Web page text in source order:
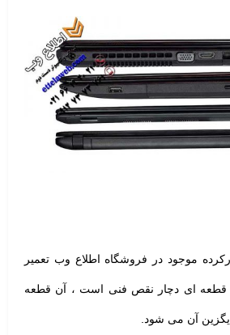
موجود در فروشگاه اطلاع وب تعمیر
ای دچار نقص فنی است ، آن قطعه
آن می شود.